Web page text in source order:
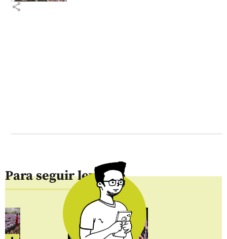
share
Para seguir leyendo